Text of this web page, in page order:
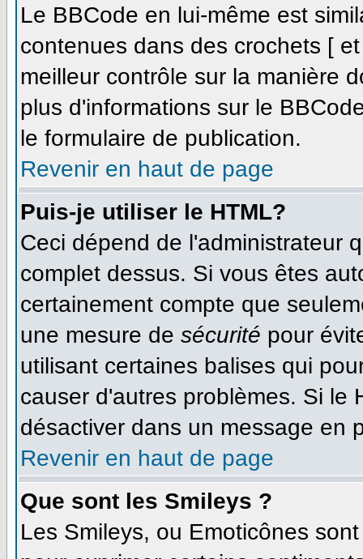
Le BBCode en lui-même est
contenues dans des crochets [
meilleur contrôle sur la manière
plus d'informations sur le
le formulaire de publication.
Revenir en haut de page
Puis-je utiliser le HTML?
Ceci dépend de l'administrateur
complet dessus. Si vous êtes
certainement compte que
une mesure de sécurité pour
utilisant certaines balises qui
causer d'autres problèmes. Si le
désactiver dans un message en
Revenir en haut de page
Que sont les Smileys ?
Les Smileys, ou Emoticônes